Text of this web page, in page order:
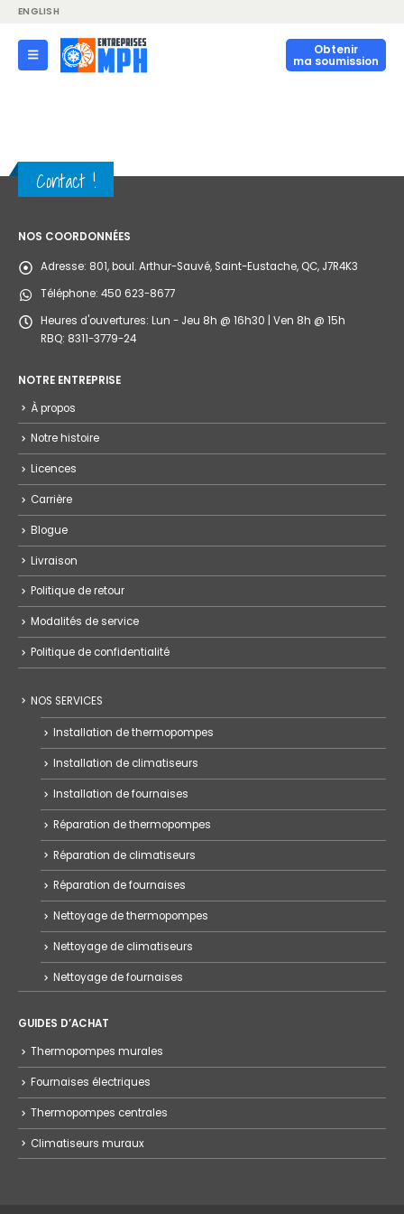
ENGLISH
Obtenir
ma soumission
Contact !
NOS COORDONNÉES
Adresse: 801, boul. Arthur-Sauvé, Saint-Eustache, QC, J7R4K3
Téléphone: 450 623-8677
Heures d'ouvertures: Lun - Jeu 8h @ 16h30 | Ven 8h @ 15h
RBQ: 8311-3779-24
NOTRE ENTREPRISE
À propos
Notre histoire
Licences
Carrière
Blogue
Livraison
Politique de retour
Modalités de service
Politique de confidentialité
NOS SERVICES
Installation de thermopompes
Installation de climatiseurs
Installation de fournaises
Réparation de thermopompes
Réparation de climatiseurs
Réparation de fournaises
Nettoyage de thermopompes
Nettoyage de climatiseurs
Nettoyage de fournaises
GUIDES D’ACHAT
Thermopompes murales
Fournaises électriques
Thermopompes centrales
Climatiseurs muraux